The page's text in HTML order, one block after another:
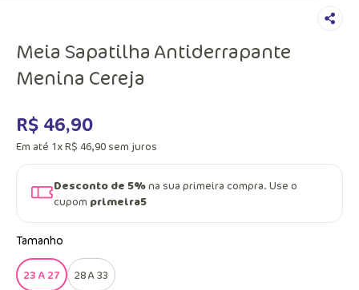
Meia Sapatilha Antiderrapante
Menina Cereja
R$ 46,90
Em até 1xR$ 46,90 sem juros
Desconto de 5%na sua primeira compra. Use o
cupom primeira5
Tamanho
23 A 27 28 A 33